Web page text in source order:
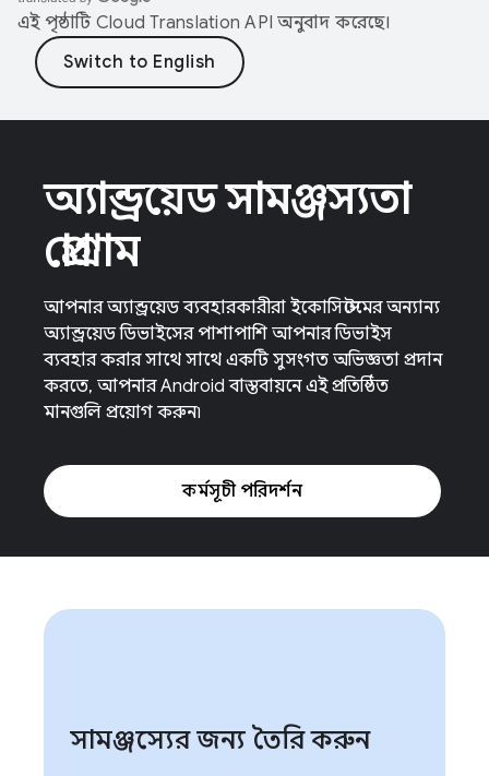
এই পৃষ্ঠাটি Cloud Translation API অনুবাদ করেছে।
অ্যান্ড্রয়েড সামঞ্জস্যতা
প্রোগ্রাম
আপনার অ্যান্ড্রয়েড ব্যবহারকারীরা ইকোসিস্টেমের অন্যান্য
অ্যান্ড্রয়েড ডিভাইসের পাশাপাশি আপনার ডিভাইস
ব্যবহার করার সাথে সাথে একটি সুসংগত অভিজ্ঞতা প্রদান
করতে, আপনার Android বাস্তবায়নে এই প্রতিষ্ঠিত
মানগুলি প্রয়োগ করুন৷
কর্মসূচী পরিদর্শন
সামঞ্জস্যের জন্য তৈরি করুন